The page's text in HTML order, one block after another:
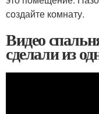
создайте комнату.
Видео
сделали из